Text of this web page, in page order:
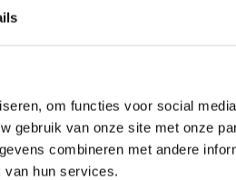
om functies voor social
gebruik van onze site met onze
combineren met andere
van hun services.
als business partner zien. “Ik
wat er moet gebeuren en HR
Raad van Bestuur heeft
om dat verhaal over de